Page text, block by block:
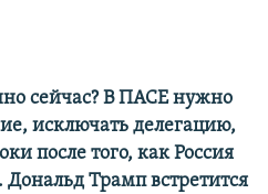
сейчас? В ПАСЕ нужно
исключать делегацию,
после того, как Россия
Дональд Трамп встретится